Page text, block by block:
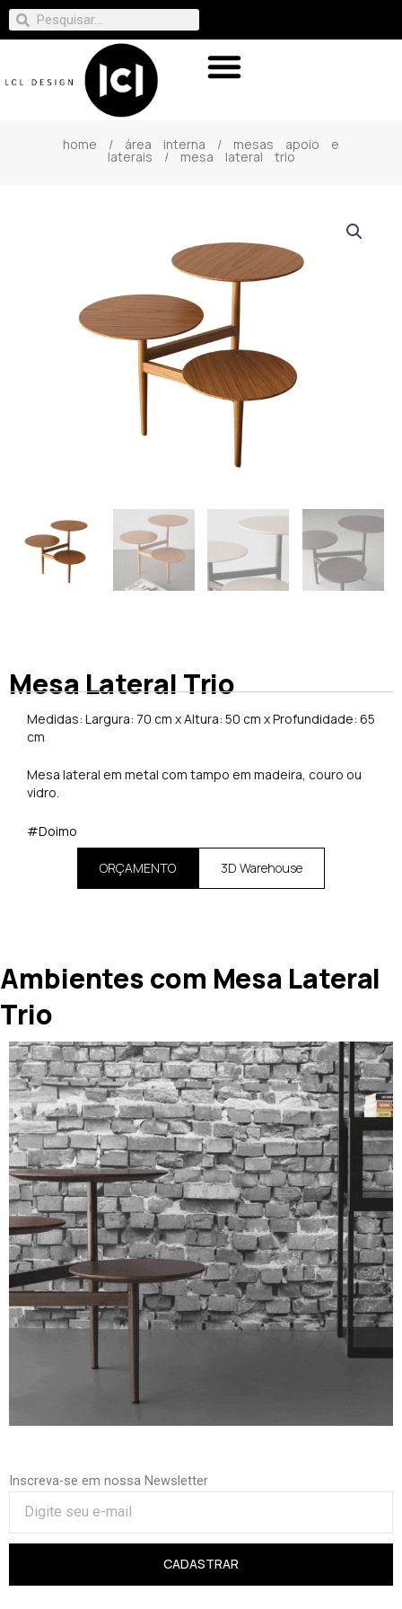
home / área interna / mesas apoio e
laterais / mesa lateral trio
Mesa Lateral Trio
Medidas: Largura: 70 cm x Altura: 50 cm x Profundidade: 65
cm
Mesa lateral em metal com tampo em madeira, couro ou
vidro.
#Doimo
ORÇAMENTO 3D Warehouse
Ambientes com Mesa Lateral
Trio
Inscreva-se em nossa Newsletter
CADASTRAR